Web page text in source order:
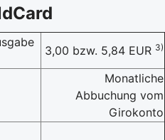
3,00 bzw. 5,84 EUR 3)
Monatliche
Abbuchung vom
Girokonto